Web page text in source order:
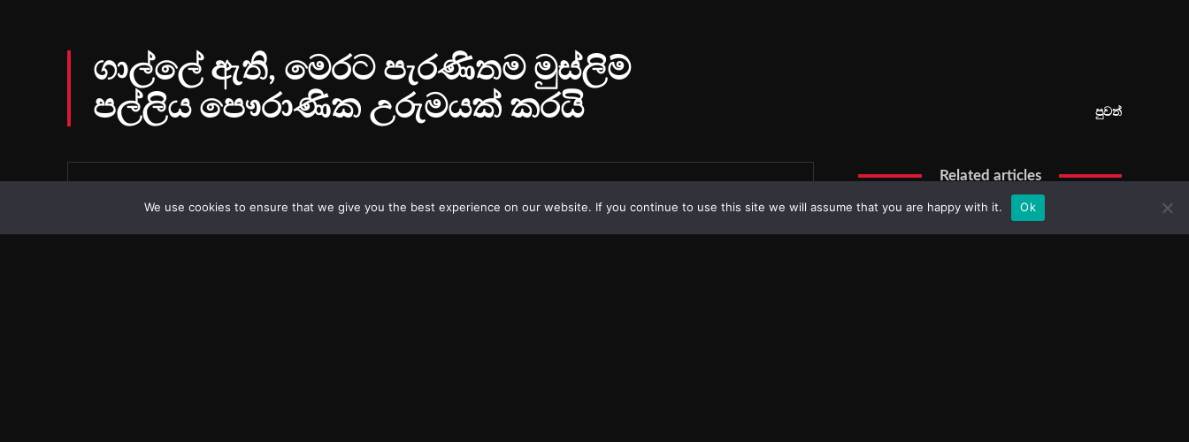
We use cookies to ensure that we give you the best experience on our website. If you continue to use this site we will assume that you are happy with it. Ok